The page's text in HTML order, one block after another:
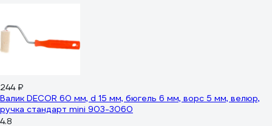
244 ₽
Валик DECOR 60 мм, d 15 мм, бюгель 6 мм, ворс 5 мм, велюр,
ручка стандарт mini 903-3060
4.8